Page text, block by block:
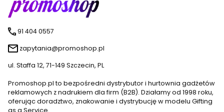
91 404 0557
zapytania@promoshop.pl
ul. Staffa 12, 71-149 Szczecin, PL
Promoshop.pl to bezpośredni dystrybutor i hurtownia gadżetów
reklamowych z nadrukiem dla firm (B2B). Działamy od 1998 roku,
oferując doradztwo, znakowanie i dystrybucję w modelu Gifting
as a Service.